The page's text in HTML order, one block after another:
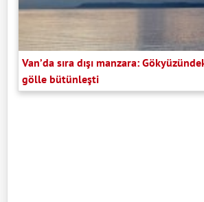
Van’da sıra dışı manzara: Gökyüzündeki insan silüeti
gölle bütünleşti